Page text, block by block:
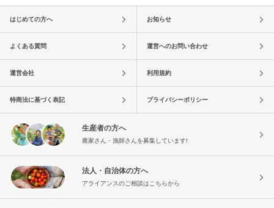
はじめての方へ お知らせ
よくある質問 運営へのお問い合わせ
運営会社 利用規約
特商法に基づく表記 プライバシーポリシー
生産者の方へ
農家さん・漁師さんを募集しています!
法人・自治体の方へ
アライアンスのご相談はこちらから